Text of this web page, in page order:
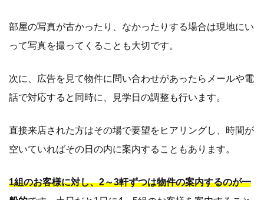
部屋の写真が古かったり、なかったりする場合は現地にい
って写真を撮ってくることも大切です。
次に、広告を見て物件に問い合わせがあったらメールや電
話で対応すると同時に、見学日の調整も行います。
直接来店された方はその場で要望をヒアリングし、時間が
空いていればその日の内に案内することもあります。
1組のお客様に対し、2～3軒ずつは物件の案内するのが一